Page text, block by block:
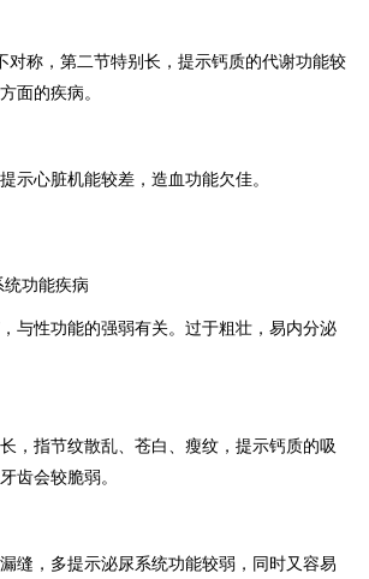
对称，第二节特别长，提示钙质的代谢功能较
面的疾病。
示心脏机能较差，造血功能欠佳。
功能疾病
与性功能的强弱有关。过于粗壮，易内分泌
，指节纹散乱、苍白、瘦纹，提示钙质的吸
齿会较脆弱。
缝，多提示泌尿系统功能较弱，同时又容易